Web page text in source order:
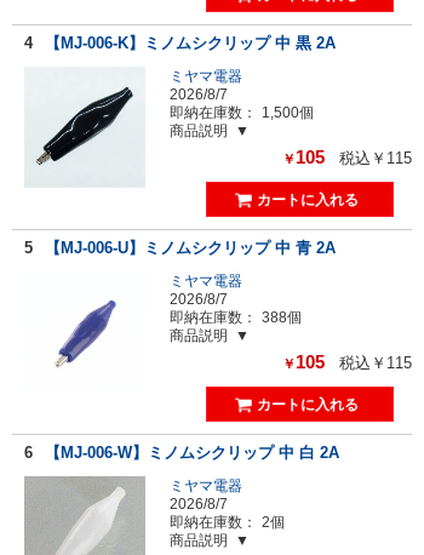
4 【MJ-006-K】ミノムシクリップ 中 黒 2A
ミヤマ電器
2026/8/7
即納在庫数：
1,500個
商品説明
￥ 105 税込￥115
5 【MJ-006-U】ミノムシクリップ 中 青 2A
ミヤマ電器
2026/8/7
即納在庫数：
388個
商品説明
￥ 105 税込￥115
6 【MJ-006-W】ミノムシクリップ 中 白 2A
ミヤマ電器
2026/8/7
即納在庫数：
2個
商品説明